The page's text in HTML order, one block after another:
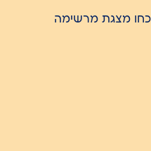
מצגת מרשימה